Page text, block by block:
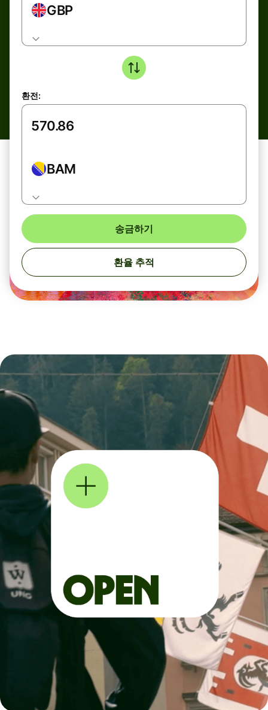
GBP
환전:
BAM
송금하기
환율 추적